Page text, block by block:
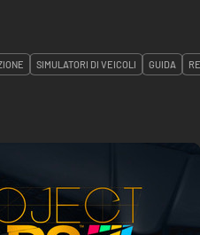
SIMULATORI DI VEICOLI GUIDA